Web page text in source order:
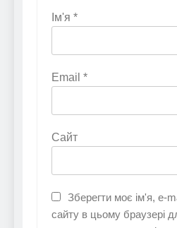
Ім'я *
Email *
Сайт
Зберегти моє ім'я, e-
сайту в цьому браузері